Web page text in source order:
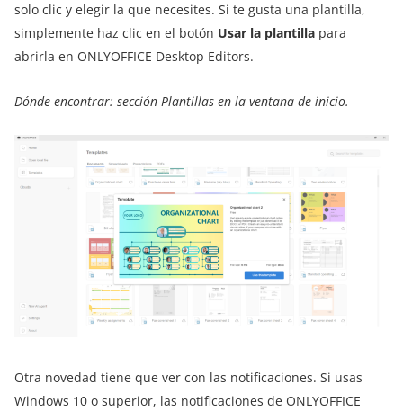
solo clic y elegir la que necesites. Si te gusta una plantilla,
simplemente haz clic en el botón Usar la plantilla para
abrirla en ONLYOFFICE Desktop Editors.
Dónde encontrar: sección Plantillas en la ventana de inicio.
Otra novedad tiene que ver con las notificaciones. Si usas
Windows 10 o superior, las notificaciones de ONLYOFFICE